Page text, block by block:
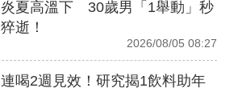
炎夏高溫下 30歲男「1舉動」秒
猝逝！
2026/08/05 08:27
連喝2週見效！研究揭1飲料助年